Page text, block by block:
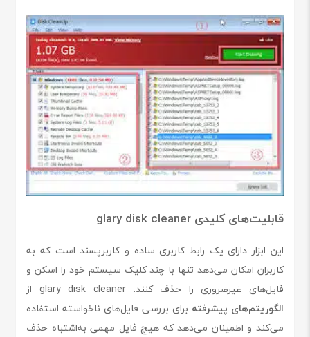
قابلیت‌های کلیدی glary disk cleaner
این ابزار دارای یک رابط کاربری ساده و کاربرپسند است که به
کاربران امکان می‌دهد تنها با چند کلیک سیستم خود را اسکن و
فایل‌های غیرضروری را حذف کنند. glary disk cleaner از
الگوریتم‌های پیشرفته برای بررسی فایل‌های ناخواسته استفاده
می‌کند و اطمینان می‌دهد که هیچ فایل مهمی به‌اشتباه حذف